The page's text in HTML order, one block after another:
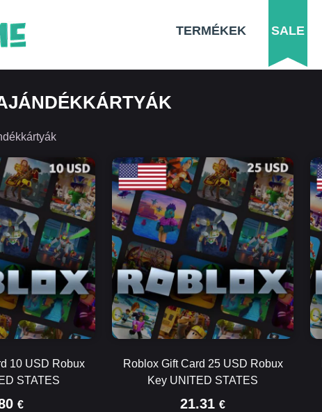
TERMÉKEK SALE
10 USD Robux
STATES
€
Roblox Gift Card 25 USD Robux
Key UNITED STATES
21.31 €